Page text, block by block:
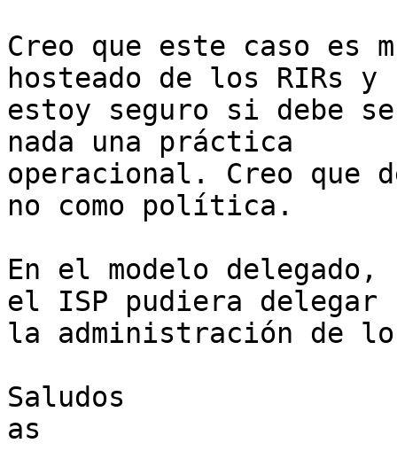
Creo que este caso es
hosteado de los RIRs y
estoy seguro si debe
nada una práctica
operacional. Creo que
no como política.
En el modelo
el ISP pudiera delegar
la administración de
Saludos